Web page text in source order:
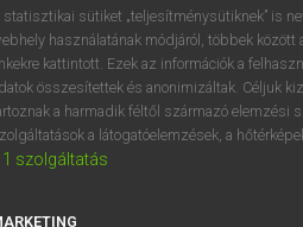
VAN ELŐFIZETÉSED?
megtekintéséhez.
statisztikai sütiket „teljesítménysütiknek” is
használatának módjáról, többek között
kattintott. Ezek az információk a
összesítettek és anonimizáltak. Céljuk
a harmadik féltől származó elemzési
a látogatóelemzések, a
1 szolgáltatás
q w e r t
a s d f g
í y x c v